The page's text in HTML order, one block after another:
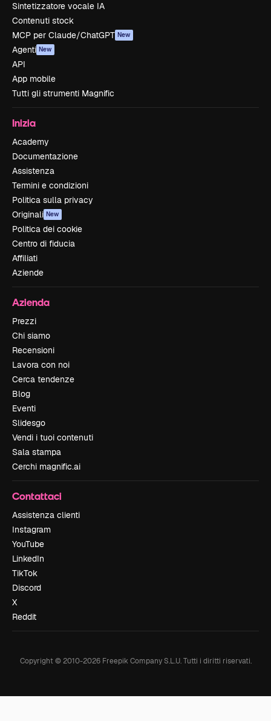
Sintetizzatore vocale IA
Contenuti stock
MCP per Claude/ChatGPT New
Agenti New
API
App mobile
Tutti gli strumenti Magnific
Inizia
Academy
Documentazione
Assistenza
Termini e condizioni
Politica sulla privacy
Originali New
Politica dei cookie
Centro di fiducia
Affiliati
Aziende
Azienda
Prezzi
Chi siamo
Recensioni
Lavora con noi
Cerca tendenze
Blog
Eventi
Slidesgo
Vendi i tuoi contenuti
Sala stampa
Cerchi magnific.ai
Contattaci
Assistenza clienti
Instagram
YouTube
LinkedIn
TikTok
Discord
X
Reddit
Copyright © 2010-2026Freepik Company S.L.U. Tutti i diritti riservati.